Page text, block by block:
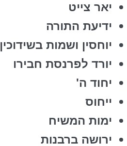
יאר צייט
ידיעת התורה
יוחסין ושמות בשידוכין
יורד לפרנסת חבירו
יחוד ה'
ייחוס
ימות המשיח
ירושה ברבנות